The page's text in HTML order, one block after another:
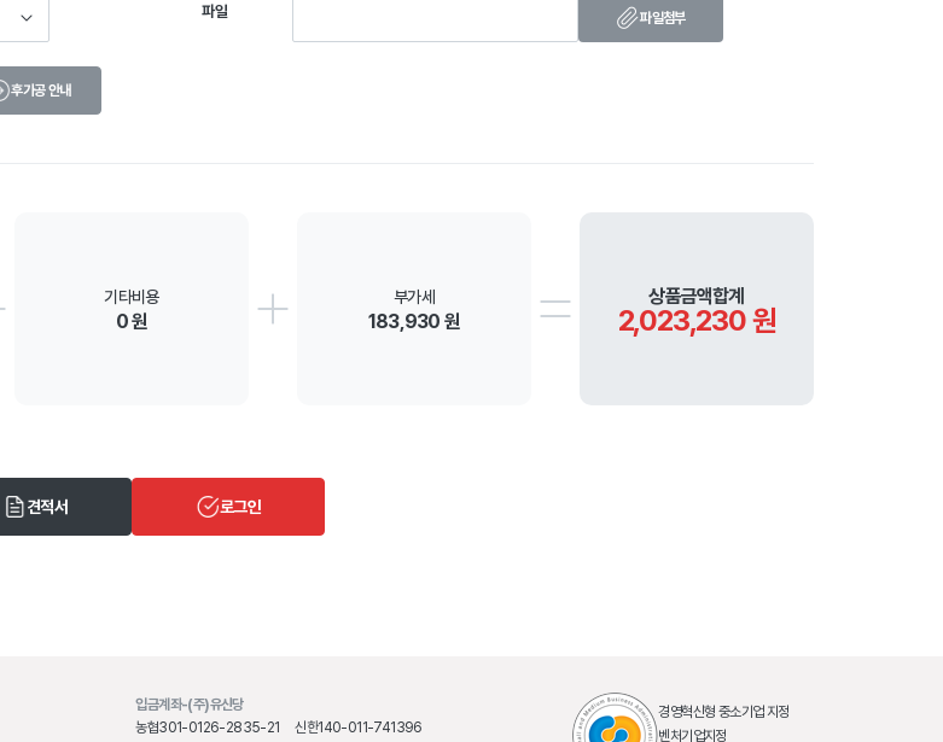
후가공 안내
파일 파일첨부
기타비용
0 원
부가세
183,930 원
상품금액합계
2,023,230 원
견적서 로그인
입금계좌-(주)유신당
농협301-0126-2835-21 신한140-011-741396
경영혁신형 중소기업 지정
벤처기업지정